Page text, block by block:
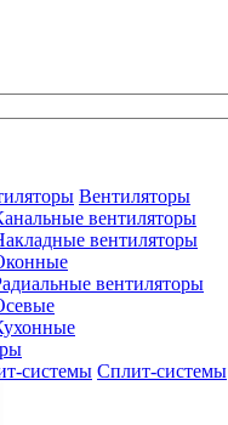
Вентиляторы
вентиляторы
вентиляторы
вентиляторы
Сплит-системы